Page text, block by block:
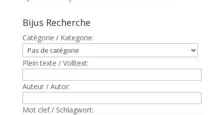
Bijus Recherche
Catègorie / Kategorie:
Plein texte / Volltext:
Auteur / Autor:
Mot clef / Schlagwort: